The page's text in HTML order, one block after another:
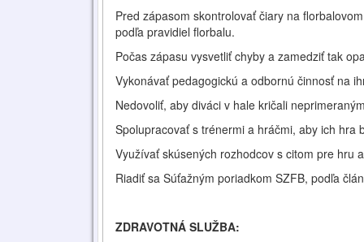
Pred zápasom skontrolovať čiary na
podľa pravidiel florbalu.
Počas zápasu vysvetliť chyby a zamedziť tak
Vykonávať pedagogickú a odbornú činnosť na
Nedovoliť, aby diváci v hale kričali
Spolupracovať s trénermi a hráčmi, aby ich hra
Využívať skúsených rozhodcov s citom pre hru
Riadiť sa Súťažným poriadkom SZFB, podľa
ZDRAVOTNÁ SLUŽBA: